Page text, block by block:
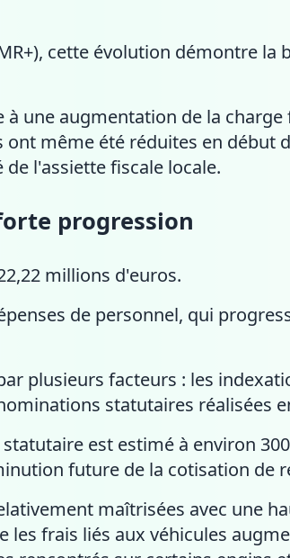
cette évolution démontre la
une augmentation de la charge
même été réduites en début
l'assiette fiscale locale.
progression
millions d'euros.
de personnel, qui
plusieurs facteurs : les
statutaires réalisées
est estimé à environ
future de la cotisation de
maîtrisées avec une
frais liés aux véhicules